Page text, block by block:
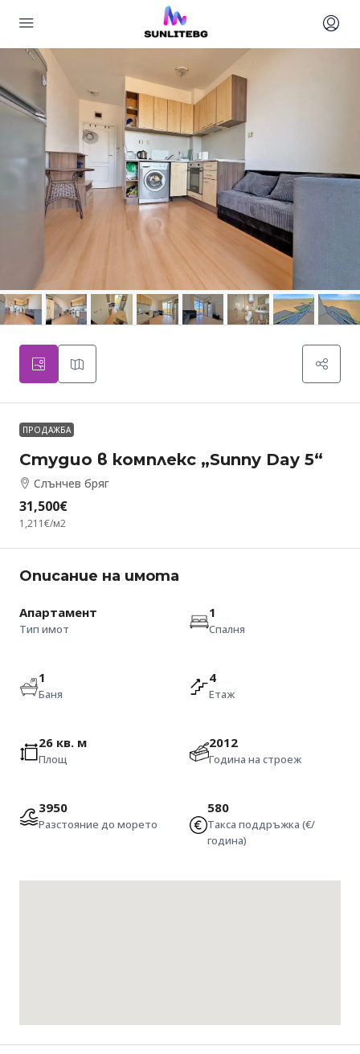
ПРОДАЖБА
Студио в комплекс „Sunny Day 5“
Слънчев бряг
31,500€
1,211€/м2
Описание на имота
Апартамент
Тип имот
1
Спалня
1
Баня
4
Етаж
26 кв. м
Площ
2012
Година на строеж
3950
Разстояние до морето
580
Такса поддръжка (€/
година)